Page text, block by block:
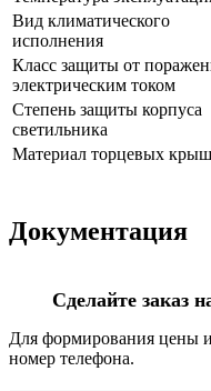
Вид климатического
исполнения
Класс защиты от
электрическим током
Степень защиты корпуса
светильника
Материал торцевых
Документация
Сделайте заказ
Для формирования цены
номер телефона.